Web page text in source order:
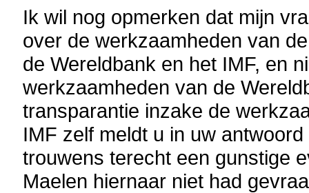
Ik wil nog opmerken dat mijn
over de werkzaamheden van
de Wereldbank en het IMF, en
werkzaamheden van de
transparantie inzake de
IMF zelf meldt u in uw
trouwens terecht een gunstige
Maelen hiernaar niet had